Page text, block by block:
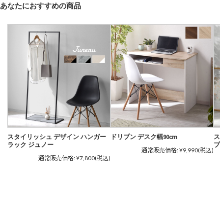
あなたにおすすめの商品
スタイリッシュ デザイン ハンガー
ラック ジュノー
通常販売価格:¥7,800(税込)
ドリブン デスク幅90cm
通常販売価格:¥9,990(税込)
プ